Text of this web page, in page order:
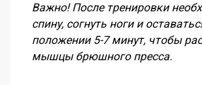
Важно! После тренировки
спину, согнуть ноги и
положении 5-7 минут, чтобы
мышцы брюшного пресса.